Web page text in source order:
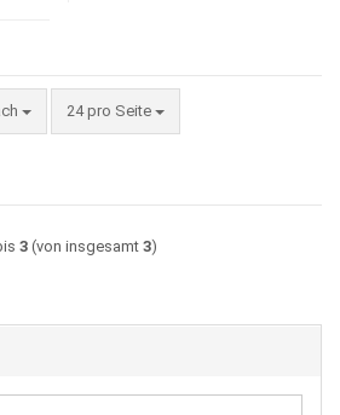
24 pro Seite
pro Seite
3(von insgesamt 3)